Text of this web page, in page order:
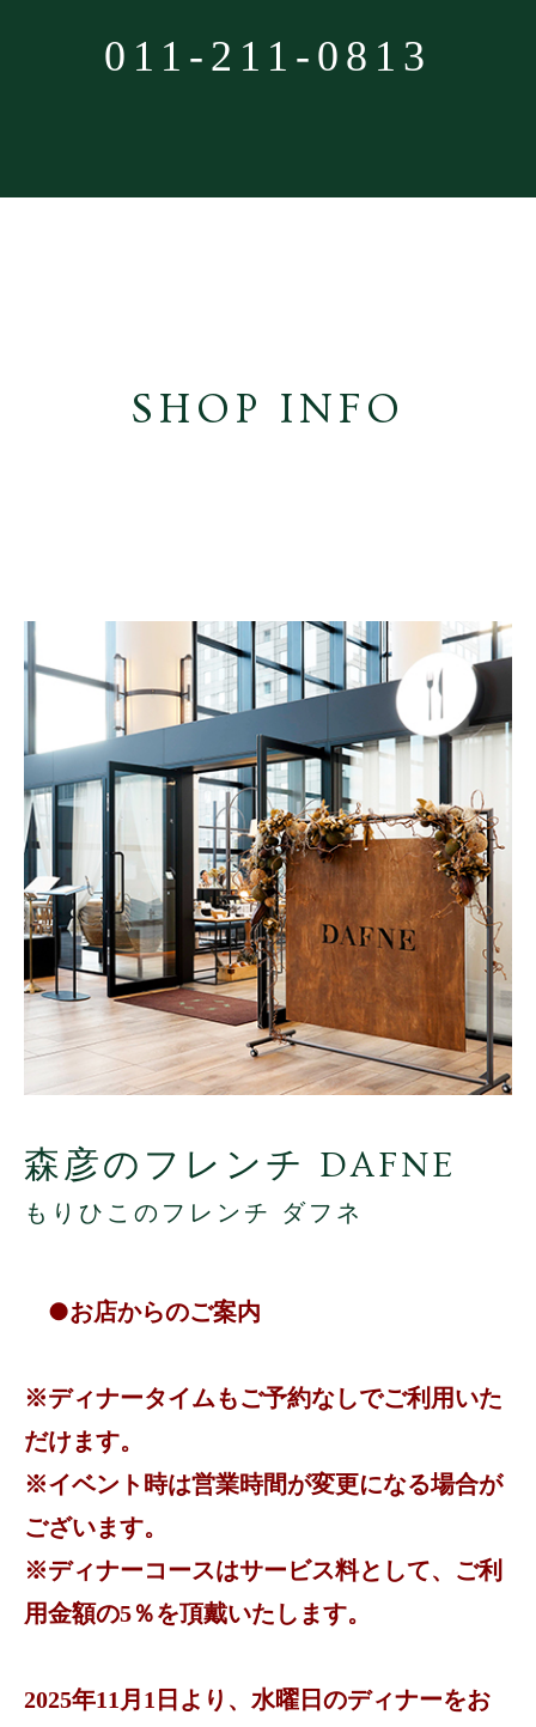
011-211-0813
SHOP INFO
森彦のフレンチ DAFNE
もりひこのフレンチ ダフネ
●お店からのご案内
※ディナータイムもご予約なしでご利用いた
だけます。
※イベント時は営業時間が変更になる場合が
ございます。
※ディナーコースはサービス料として、ご利
用金額の5％を頂戴いたします。
2025年11月1日より、水曜日のディナーをお